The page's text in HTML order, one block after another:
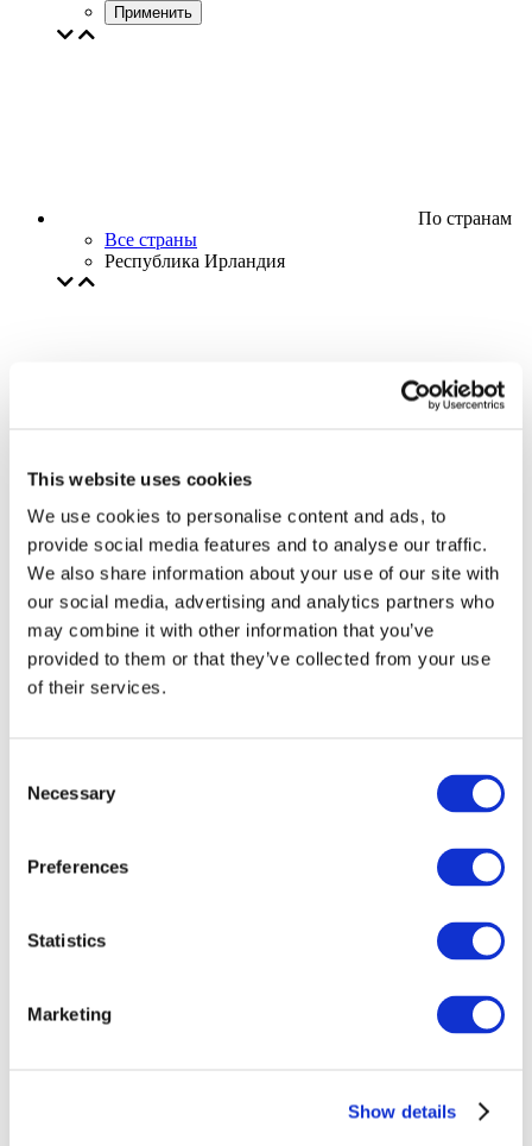
This website uses cookies
We use cookies to personalise content and ads, to
provide social media features and to analyse our traffic.
We also share information about your use of our site with
our social media, advertising and analytics partners who
may combine it with other information that you’ve
provided to them or that they’ve collected from your use
of their services.
Selection
Necessary
Preferences
Statistics
Marketing
Show details
Применить
По странам
Все страны
Республика Ирландия